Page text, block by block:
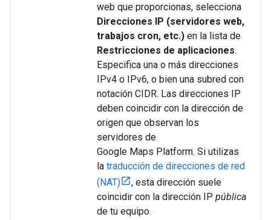
web que proporcionas, selecciona
Direcciones IP (servidores web,
trabajos cron, etc.) en la lista de
Restricciones de aplicaciones.
Especifica una o más direcciones
IPv4 o IPv6, o bien una subred con
notación CIDR. Las direcciones IP
deben coincidir con la dirección de
origen que observan los
servidores de
Google Maps Platform. Si utilizas
la traducción de direcciones de red
(NAT)
, esta dirección suele
coincidir con la dirección IP pública
de tu equipo.